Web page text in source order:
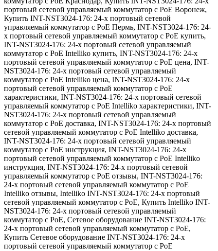
портовый сетевой управляемый коммутатор с PoE Воронеж,
Купить INT-NST3024-176: 24-х портовый сетевой
управляемый коммутатор с PoE Пермь, INT-NST3024-176: 24-
х портовый сетевой управляемый коммутатор с PoE купить,
INT-NST3024-176: 24-х портовый сетевой управляемый
коммутатор с PoE Intelliko купить, INT-NST3024-176: 24-х
портовый сетевой управляемый коммутатор с PoE цена, INT-
NST3024-176: 24-х портовый сетевой управляемый
коммутатор с PoE Intelliko цена, INT-NST3024-176: 24-х
портовый сетевой управляемый коммутатор с PoE
характеристики, INT-NST3024-176: 24-х портовый сетевой
управляемый коммутатор с PoE Intelliko характеристики, INT-
NST3024-176: 24-х портовый сетевой управляемый
коммутатор с PoE доставка, INT-NST3024-176: 24-х портовый
сетевой управляемый коммутатор с PoE Intelliko доставка,
INT-NST3024-176: 24-х портовый сетевой управляемый
коммутатор с PoE инструкция, INT-NST3024-176: 24-х
портовый сетевой управляемый коммутатор с PoE Intelliko
инструкция, INT-NST3024-176: 24-х портовый сетевой
управляемый коммутатор с PoE отзывы, INT-NST3024-176:
24-х портовый сетевой управляемый коммутатор с PoE
Intelliko отзывы, Intelliko INT-NST3024-176: 24-х портовый
сетевой управляемый коммутатор с PoE, Купить Intelliko INT-
NST3024-176: 24-х портовый сетевой управляемый
коммутатор с PoE, Сетевое оборудование INT-NST3024-176:
24-х портовый сетевой управляемый коммутатор с PoE,
Купить Сетевое оборудование INT-NST3024-176: 24-х
портовый сетевой управляемый коммутатор с PoE